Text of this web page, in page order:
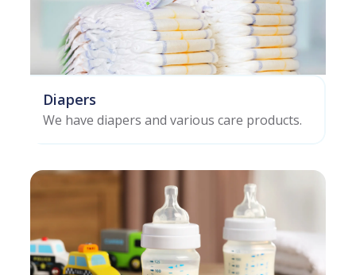
Diapers
We have diapers and various care products.